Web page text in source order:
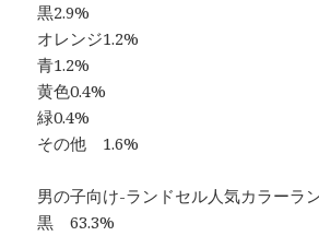
黒2.9%
オレンジ1.2%
青1.2%
黄色0.4%
緑0.4%
その他 1.6%
男の子向け-ランドセル人気カラーラ
黒 63.3%